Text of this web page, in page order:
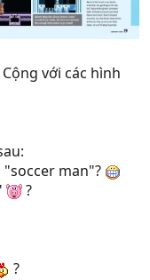
với các hình
man"?
?
?